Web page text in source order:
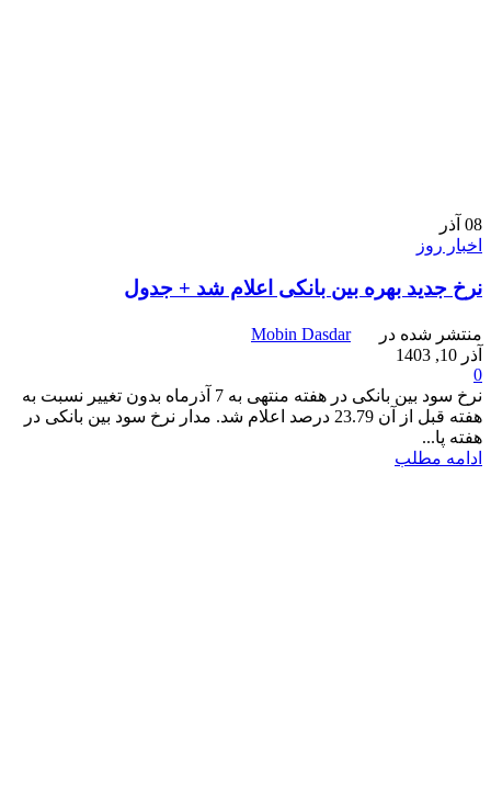
08 آذر
اخبار روز
نرخ جدید بهره بین بانکی اعلام شد + جدول
منتشر شده در
Mobin Dasdar
آذر 10, 1403
0
نرخ سود بین بانکی در هفته منتهی به 7 آذرماه بدون تغییر نسبت به
هفته قبل از آن 23.79 درصد اعلام شد. مدار نرخ سود بین بانکی در
هفته پا...
ادامه مطلب